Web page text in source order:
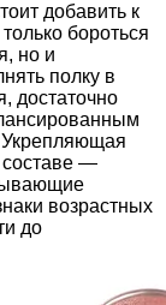
добавить к
бороться
но и
полку в
достаточно
Укрепляющая
—
возрастных
до